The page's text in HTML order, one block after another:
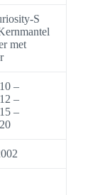
S
met
–
–
–